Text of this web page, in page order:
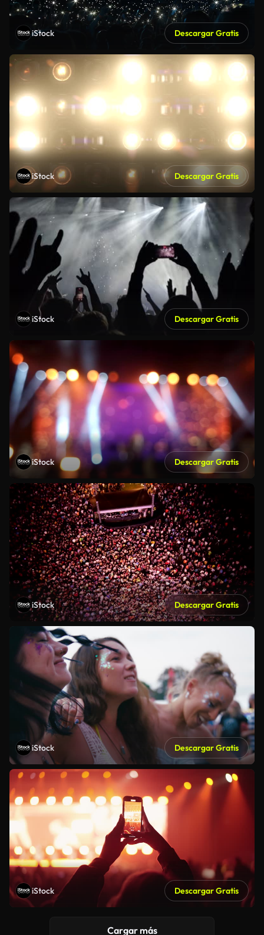
iStock Descargar Gratis
iStock Descargar Gratis
iStock Descargar Gratis
iStock Descargar Gratis
iStock Descargar Gratis
iStock Descargar Gratis
iStock Descargar Gratis
Cargar más